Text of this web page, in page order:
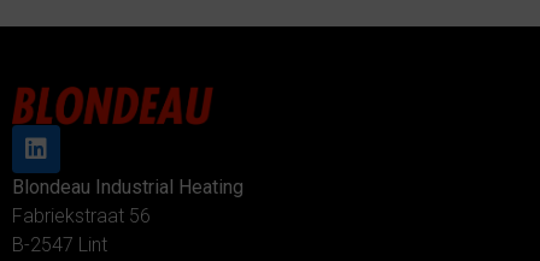
Blondeau Industrial Heating
Fabriekstraat 56
B-2547 Lint